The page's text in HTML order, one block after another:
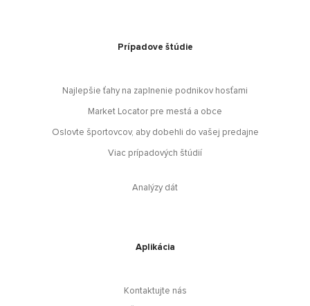
Prípadove štúdie
Najlepšie ťahy na zaplnenie podnikov hosťami
Market Locator pre mestá a obce
Oslovte športovcov, aby dobehli do vašej predajne
Viac prípadových štúdií
Analýzy dát
Aplikácia
Kontaktujte nás